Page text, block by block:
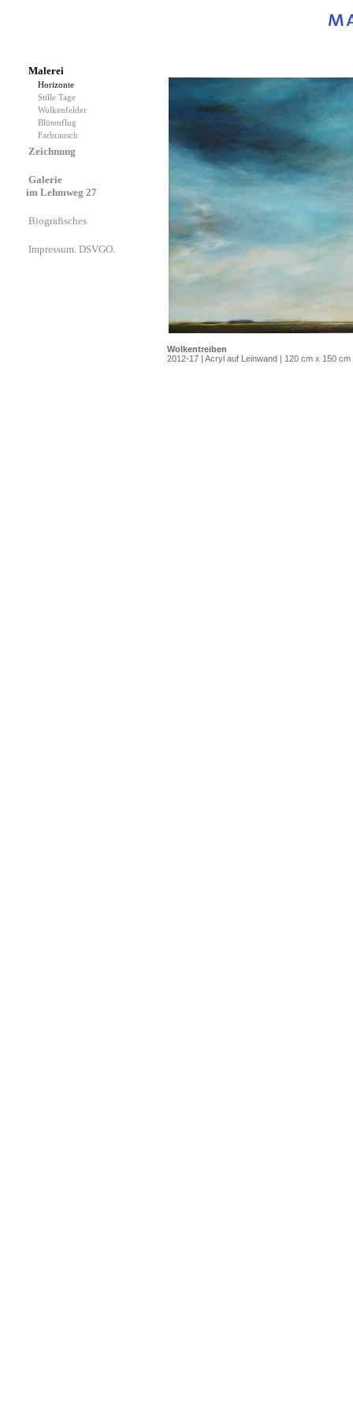
Malerei
Horizonte
Stille Tage
Wolkenfelder
Blütenflug
Farbrausch
Zeichnung
Galerie
im Lehmweg 27
Biografisches
Impressum. DSVGO.
Wolkentreiben
2012-17 | Acryl auf Leinwand | 120 cm x 150